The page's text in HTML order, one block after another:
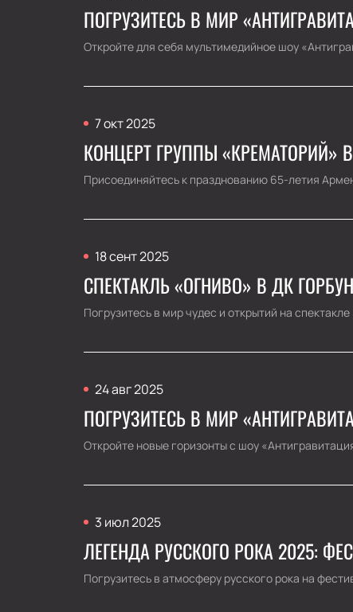
ПОГРУЗИТЕСЬ В МИР
Откройте для себя мультимедийное шоу
7 окт 2025
КОНЦЕРТ ГРУППЫ
Присоединяйтесь к празднованию 65-летия
18 сент 2025
СПЕКТАКЛЬ «ОГНИВО» В ДК
Погрузитесь в мир чудес и открытий на
24 авг 2025
ПОГРУЗИТЕСЬ В МИР
Откройте новые горизонты с шоу
3 июл 2025
ЛЕГЕНДА РУССКОГО РОКА 2025:
Погрузитесь в атмосферу русского рока на